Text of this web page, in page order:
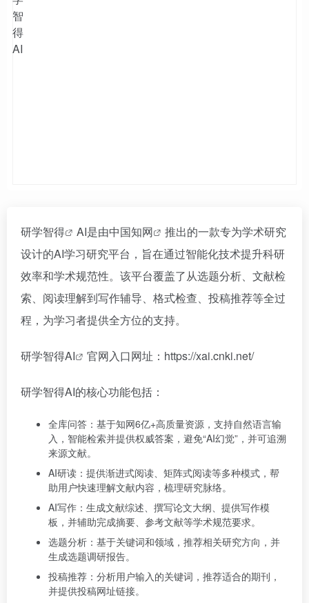
研学智得 AI是由中国知网
推出的一款专为学术研究
设计的AI学习研究平台，旨在通过智能化技术提升科研
效率和学术规范性。该平台覆盖了从选题分析、文献检
索、阅读理解到写作辅导、格式检查、投稿推荐等全过
程，为学习者提供全方位的支持。
研学智得AI 官网入口网址：https://xai.cnki.net/
研学智得AI的核心功能包括：
全库问答：基于知网6亿+高质量资源，支持自然语言输
入，智能检索并提供权威答案，避免“AI幻觉”，并可追溯
来源文献。
AI研读：提供渐进式阅读、矩阵式阅读等多种模式，帮
助用户快速理解文献内容，梳理研究脉络。
AI写作：生成文献综述、撰写论文大纲、提供写作模
板，并辅助完成摘要、参考文献等学术规范要求。
选题分析：基于关键词和领域，推荐相关研究方向，并
生成选题调研报告。
投稿推荐：分析用户输入的关键词，推荐适合的期刊，
并提供投稿网址链接。